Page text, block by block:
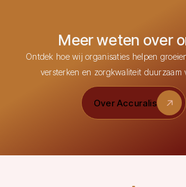
Meer weten over
Ontdek hoe wij organisaties helpen
versterken en zorgkwaliteit duurzaam
Over Accuralis
Over Accuralis